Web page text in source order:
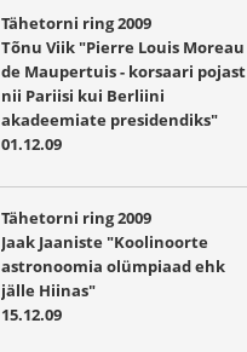
Tähetorni ring 2009
Tõnu Viik "Pierre Louis Moreau
de Maupertuis - korsaari pojast
nii Pariisi kui Berliini
akadeemiate presidendiks"
01.12.09
Tähetorni ring 2009
Jaak Jaaniste "Koolinoorte
astronoomia olümpiaad ehk
jälle Hiinas"
15.12.09